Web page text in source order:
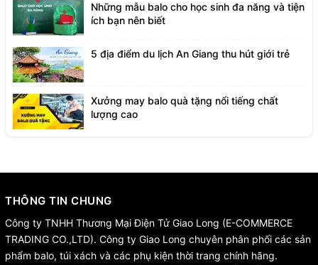
Những mẫu balo cho học sinh đa năng và tiện
ích bạn nên biết
5 địa điểm du lịch An Giang thu hút giới trẻ
Xưởng may balo quà tặng nổi tiếng chất
lượng cao
THÔNG TIN CHUNG
Công ty TNHH Thương Mại Điện Tử Giao Long (E-COMMERCE
TRADING CO.,LTD). Công ty Giao Long chuyên phân phối các sản
phẩm balo, túi xách và các phụ kiện thời trang chính hãng.